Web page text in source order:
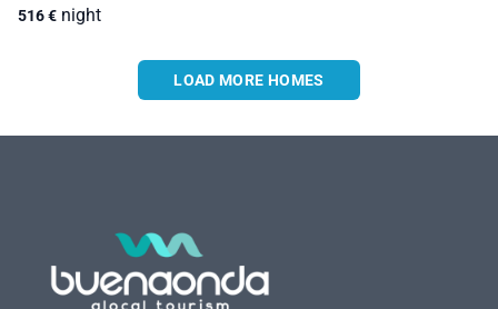
516€ night
LOAD MORE HOMES